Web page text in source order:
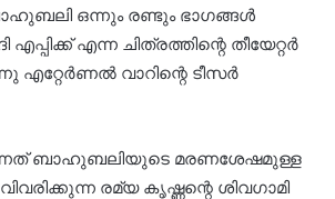
ബാഹുബലി ഒന്നും രണ്ടും ഭാഗങ്ങൾ
എന്ന ചിത്രത്തിന്റെ തീയേറ്റർ
എറ്റേർണൽ വാറിന്റെ ടീസർ
ബാഹുബലിയുടെ മരണശേഷമുള്ള
രമ്യ കൃഷ്ണന്റെ ശിവഗാമി